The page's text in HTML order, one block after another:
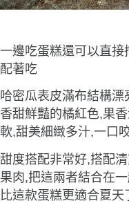
一邊吃蛋糕還可以直
配著吃
哈密瓜表皮滿布結構
香甜鮮豔的橘紅色,果
軟,甜美細緻多汁,一口
甜度搭配非常好,搭配
果肉,把這兩者結合在
比這款蛋糕更適合夏